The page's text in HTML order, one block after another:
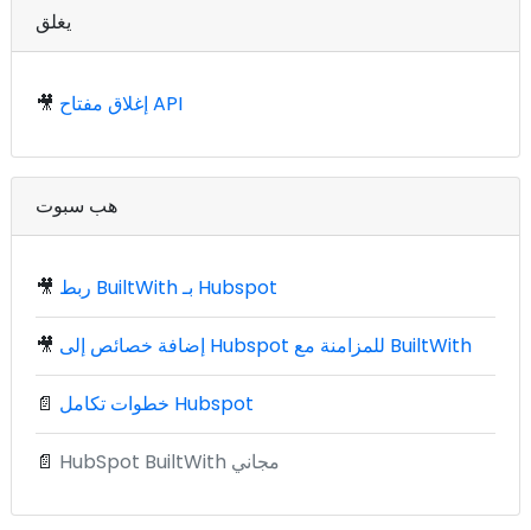
يغلق
🎥 إغلاق مفتاح API
هب سبوت
🎥 ربط BuiltWith بـ Hubspot
🎥 إضافة خصائص إلى Hubspot للمزامنة مع BuiltWith
📄 خطوات تكامل Hubspot
📄 HubSpot BuiltWith مجاني